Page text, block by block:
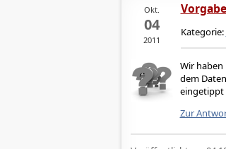
Okt.
04
2011
Kategorie:
Wir
dem
eingetippt
Zur